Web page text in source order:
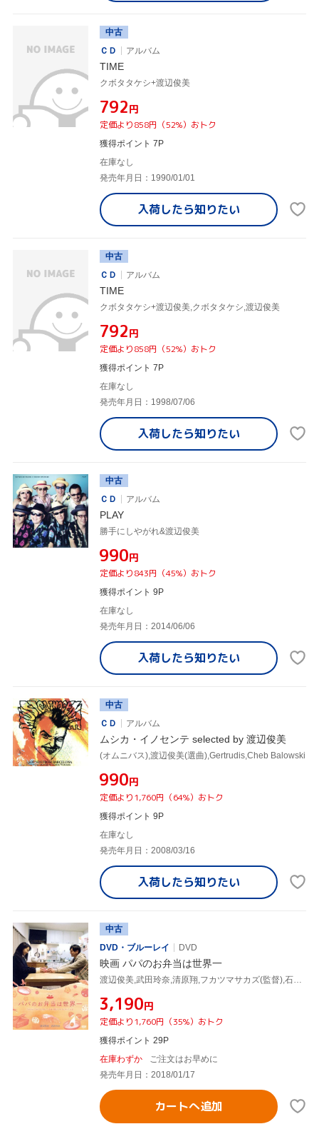
中古
ＣＤ
アルバム
TIME
クボタタケシ+渡辺俊美
¥792円
定価より858円（52%）おトク
獲得ポイント 7P
在庫なし
発売年月日：1990/01/01
入荷したら知りたい
中古
ＣＤ
アルバム
TIME
クボタタケシ+渡辺俊美,クボタタケシ,渡辺俊美
¥792円
定価より858円（52%）おトク
獲得ポイント 7P
在庫なし
発売年月日：1998/07/06
入荷したら知りたい
中古
ＣＤ
アルバム
PLAY
勝手にしやがれ&渡辺俊美
¥990円
定価より843円（45%）おトク
獲得ポイント 9P
在庫なし
発売年月日：2014/06/06
入荷したら知りたい
中古
ＣＤ
アルバム
ムシカ・イノセンテ selected by 渡辺俊美
(オムニバス),渡辺俊美(選曲),Gertrudis,Cheb Balowski
¥990円
定価より1,760円（64%）おトク
獲得ポイント 9P
在庫なし
発売年月日：2008/03/16
入荷したら知りたい
中古
DVD・ブルーレイ
DVD
映画 パパのお弁当は世界一
渡辺俊美,武田玲奈,清原翔,フカツマサカズ(監督),石崎光(音楽)
¥3,190円
定価より1,760円（35%）おトク
獲得ポイント 29P
在庫わずか
ご注文はお早めに
発売年月日：2018/01/17
カートへ追加